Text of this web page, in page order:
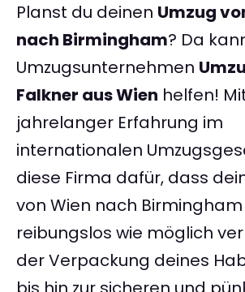
Planst du deinen Umzug
nach Birmingham? Da
Umzugsunternehmen
Falkner aus Wien helfen!
jahrelanger Erfahrung im
internationalen
diese Firma dafür, dass
von Wien nach
reibungslos wie möglich
der Verpackung deines